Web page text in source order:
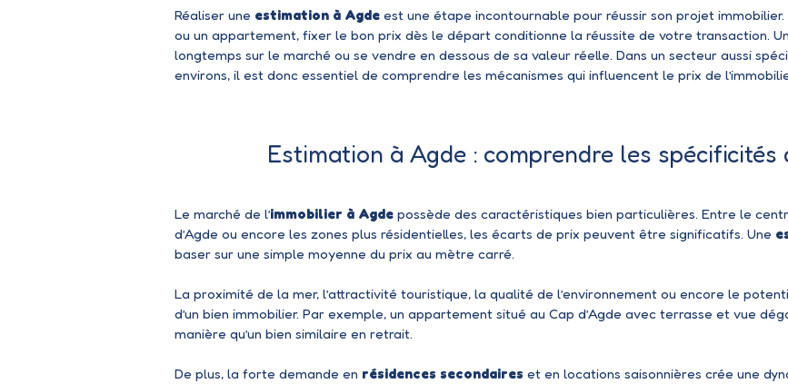
Réaliser une estimation à Agde est une étape incontournable pour réussir son projet
ou un appartement, fixer le bon prix dès le départ conditionne la réussite de votre transaction.
longtemps sur le marché ou se vendre en dessous de sa valeur réelle. Dans un secteur aussi
environs, il est donc essentiel de comprendre les mécanismes qui influencent le prix de
Estimation à Agde : comprendre les spécificités
Le marché de l’immobilier à Agde possède des caractéristiques bien particulières. Entre le
d’Agde ou encore les zones plus résidentielles, les écarts de prix peuvent être significatifs. Une
baser sur une simple moyenne du prix au mètre carré.
La proximité de la mer, l’attractivité touristique, la qualité de l’environnement ou encore le
d’un bien immobilier. Par exemple, un appartement situé au Cap d’Agde avec terrasse et vue
manière qu’un bien similaire en retrait.
De plus, la forte demande en résidences secondaires et en locations saisonnières crée une